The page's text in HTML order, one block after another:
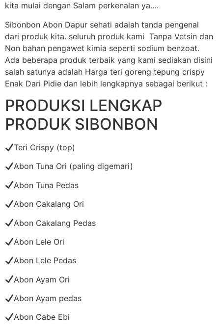
kita mulai dengan Salam perkenalan ya….
Sibonbon Abon Dapur sehati adalah tanda pengenal
dari produk kita. seluruh produk kami Tanpa Vetsin dan
Non bahan pengawet kimia seperti sodium benzoat.
Ada beberapa produk terbaik yang kami sediakan disini
salah satunya adalah Harga teri goreng tepung crispy
Enak Dari Pidie dan lebih lengkapnya sebagai berikut :
PRODUKSI LENGKAP
PRODUK SIBONBON
Teri Crispy (top)
Abon Tuna Ori (paling digemari)
Abon Tuna Pedas
Abon Cakalang Ori
Abon Cakalang Pedas
Abon Lele Ori
Abon Lele Pedas
Abon Ayam Ori
Abon Ayam pedas
Abon Cabe Ebi